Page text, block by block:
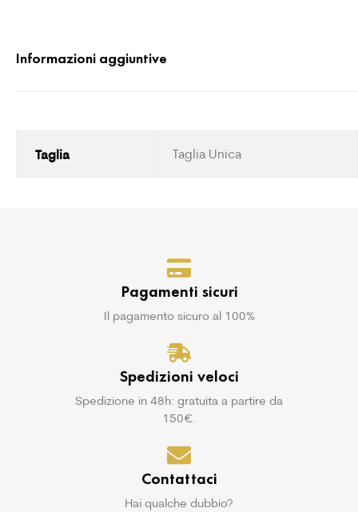
Informazioni aggiuntive
Taglia Taglia Unica
Pagamenti sicuri
Il pagamento sicuro al 100%
Spedizioni veloci
Spedizione in 48h: gratuita a partire da
150€.
Contattaci
Hai qualche dubbio?